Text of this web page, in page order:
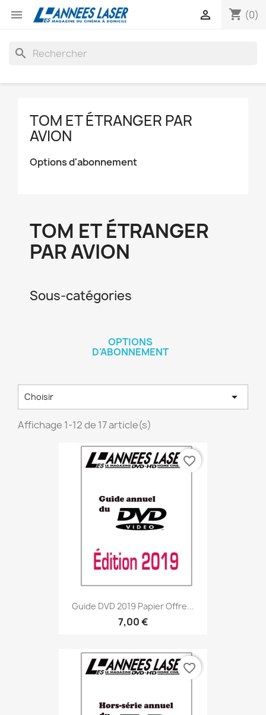
 shopping_cart (0)

search
TOM ET ÉTRANGER PAR
AVION
Options d'abonnement
TOM ET ÉTRANGER
PAR AVION
Sous-catégories
OPTIONS
D'ABONNEMENT
Choisir 
Affichage 1-12 de 17 article(s)
Guide DVD 2019 Papier Offre...
7,00 €
favorite_border
favorite_border